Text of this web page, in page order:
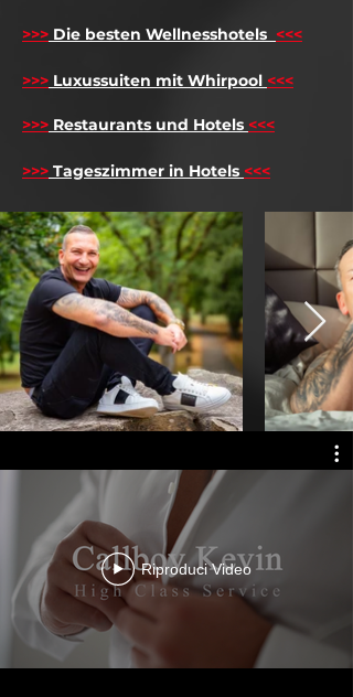
>>> Die besten Wellnesshotels <<<
>>> Luxussuiten mit Whirpool <<<
>>> Restaurants und Hotels <<<
>>> Tageszimmer in Hotels <<<
Riproduci Video